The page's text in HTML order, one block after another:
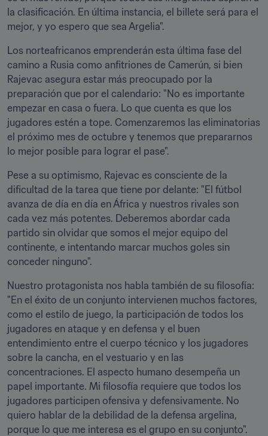
la clasificación. En última instancia, el billete será para el
mejor, y yo espero que sea Argelia".
Los norteafricanos emprenderán esta última fase del
camino a Rusia como anfitriones de Camerún, si bien
Rajevac asegura estar más preocupado por la
preparación que por el calendario: "No es importante
empezar en casa o fuera. Lo que cuenta es que los
jugadores estén a tope. Comenzaremos las eliminatorias
el próximo mes de octubre y tenemos que prepararnos
lo mejor posible para lograr el pase".
Pese a su optimismo, Rajevac es consciente de la
dificultad de la tarea que tiene por delante: "El fútbol
avanza de día en día en África y nuestros rivales son
cada vez más potentes. Deberemos abordar cada
partido sin olvidar que somos el mejor equipo del
continente, e intentando marcar muchos goles sin
conceder ninguno".
Nuestro protagonista nos habla también de su filosofía:
"En el éxito de un conjunto intervienen muchos factores,
como el estilo de juego, la participación de todos los
jugadores en ataque y en defensa y el buen
entendimiento entre el cuerpo técnico y los jugadores
sobre la cancha, en el vestuario y en las
concentraciones. El aspecto humano desempeña un
papel importante. Mi filosofía requiere que todos los
jugadores participen ofensiva y defensivamente. No
quiero hablar de la debilidad de la defensa argelina,
porque lo que me interesa es el grupo en su conjunto".